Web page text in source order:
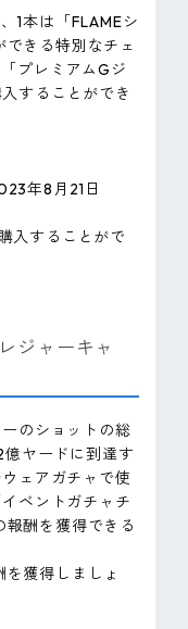
1本は「FLAMEシ
できる特別なチェ
プレミアムGジ
することができ
年8月21日
入することがで
ジャーキャ
のショットの総
ヤードに到達す
ェアガチャで使
ベントガチャチ
酬を獲得できる
獲得しましょ